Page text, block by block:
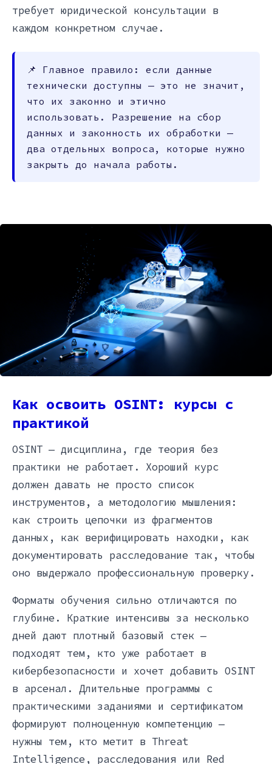
требует юридической консультации в
каждом конкретном случае.
📌 Главное правило: если данные
технически доступны — это не значит,
что их законно и этично
использовать. Разрешение на сбор
данных и законность их обработки —
два отдельных вопроса, которые нужно
закрыть до начала работы.
Как освоить OSINT: курсы с
практикой
OSINT — дисциплина, где теория без
практики не работает. Хороший курс
должен давать не просто список
инструментов, а методологию мышления:
как строить цепочки из фрагментов
данных, как верифицировать находки, как
документировать расследование так, чтобы
оно выдержало профессиональную проверку.
Форматы обучения сильно отличаются по
глубине. Краткие интенсивы за несколько
дней дают плотный базовый стек —
подходят тем, кто уже работает в
кибербезопасности и хочет добавить OSINT
в арсенал. Длительные программы с
практическими заданиями и сертификатом
формируют полноценную компетенцию —
нужны тем, кто метит в Threat
Intelligence, расследования или Red